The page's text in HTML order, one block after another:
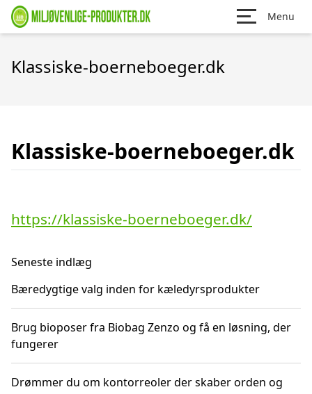
Menu
Klassiske-boerneboeger.dk
Klassiske-boerneboeger.dk
https://klassiske-boerneboeger.dk/
Seneste indlæg
Bæredygtige valg inden for kæledyrsprodukter
Brug bioposer fra Biobag Zenzo og få en løsning, der
fungerer
Drømmer du om kontorreoler der skaber orden og